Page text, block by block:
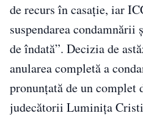
de recurs în casație, iar
suspendarea
de îndată”. Decizia de
anularea completă a
pronunțată de un complet
judecătorii Luminița